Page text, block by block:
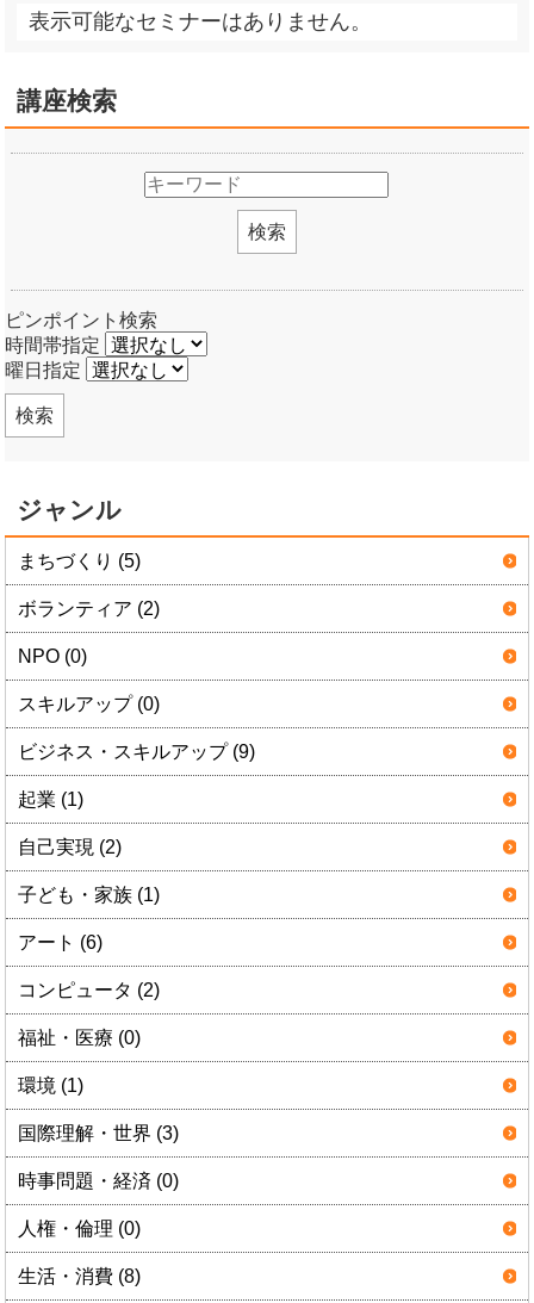
表示可能なセミナーはありません。
講座検索
検索
ピンポイント検索
時間帯指定
曜日指定
検索
ジャンル
まちづくり (5)
ボランティア (2)
NPO (0)
スキルアップ (0)
ビジネス・スキルアップ (9)
起業 (1)
自己実現 (2)
子ども・家族 (1)
アート (6)
コンピュータ (2)
福祉・医療 (0)
環境 (1)
国際理解・世界 (3)
時事問題・経済 (0)
人権・倫理 (0)
生活・消費 (8)